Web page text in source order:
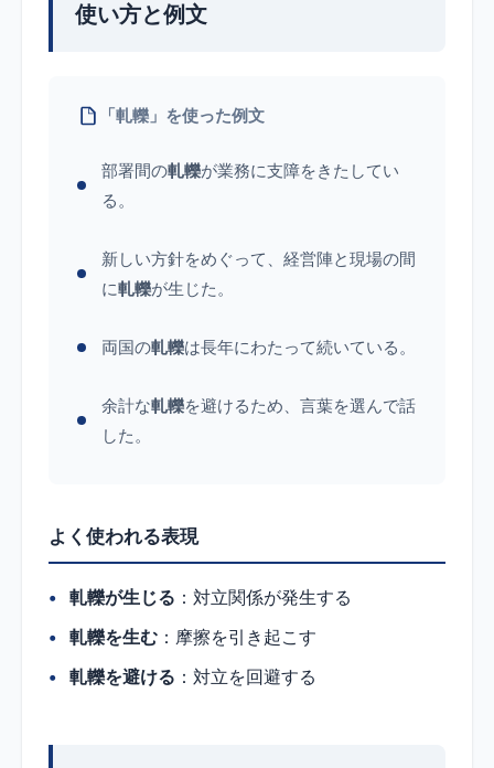
使い方と例文
「軋轢」を使った例文
部署間の軋轢が業務に支障をきたしてい
る。
新しい方針をめぐって、経営陣と現場の間
に軋轢が生じた。
両国の軋轢は長年にわたって続いている。
余計な軋轢を避けるため、言葉を選んで話
した。
よく使われる表現
軋轢が生じる ：対立関係が発生する
軋轢を生む ：摩擦を引き起こす
軋轢を避ける ：対立を回避する